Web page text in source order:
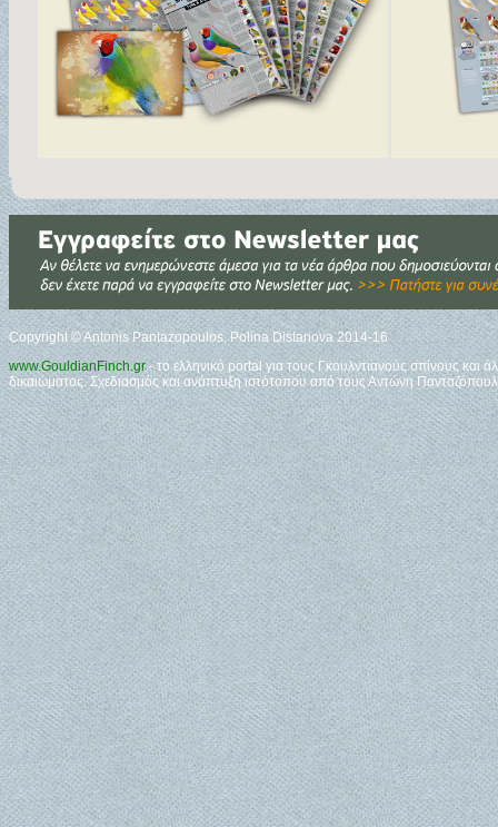
Copyright © Antonis Pantazopoulos, Polina Distanova 2014-16
www.GouldianFinch.gr- το ελληνικό portal για τους Γκουλντιανούς σπίνους και
δικαιώματος. Σχεδιασμός και ανάπτυξη ιστότοπου από τους Αντώνη